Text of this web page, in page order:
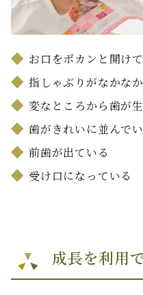
お口をポカンと開け
指しゃぶりがなかな
変なところから歯が
歯がきれいに並んで
前歯が出ている
受け口になっている
成長を利用